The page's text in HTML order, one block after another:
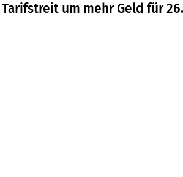
um mehr Geld für